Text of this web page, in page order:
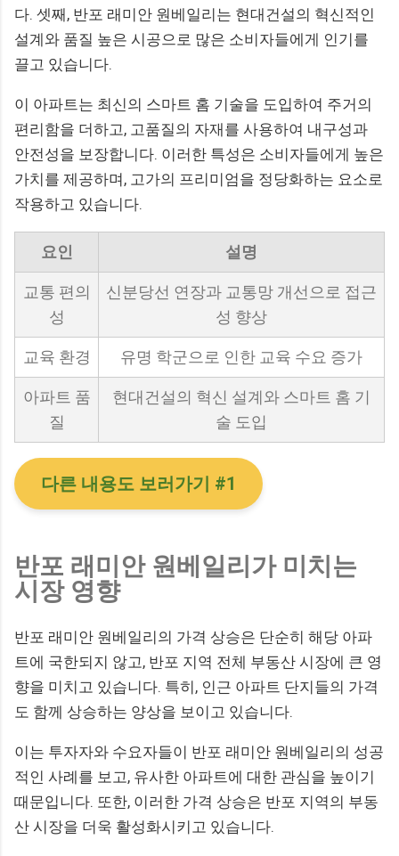
다. 셋째, 반포 래미안 원베일리는 현대건설의 혁신적인
설계와 품질 높은 시공으로 많은 소비자들에게 인기를
끌고 있습니다.
이 아파트는 최신의 스마트 홈 기술을 도입하여 주거의
편리함을 더하고, 고품질의 자재를 사용하여 내구성과
안전성을 보장합니다. 이러한 특성은 소비자들에게 높은
가치를 제공하며, 고가의 프리미엄을 정당화하는 요소로
작용하고 있습니다.
요인 설명
교통 편의
성
신분당선 연장과 교통망 개선으로 접근
성 향상
교육 환경 유명 학군으로 인한 교육 수요 증가
아파트 품
질
현대건설의 혁신 설계와 스마트 홈 기
술 도입
다른 내용도 보러가기 #1
반포 래미안 원베일리가 미치는
시장 영향
반포 래미안 원베일리의 가격 상승은 단순히 해당 아파
트에 국한되지 않고, 반포 지역 전체 부동산 시장에 큰 영
향을 미치고 있습니다. 특히, 인근 아파트 단지들의 가격
도 함께 상승하는 양상을 보이고 있습니다.
이는 투자자와 수요자들이 반포 래미안 원베일리의 성공
적인 사례를 보고, 유사한 아파트에 대한 관심을 높이기
때문입니다. 또한, 이러한 가격 상승은 반포 지역의 부동
산 시장을 더욱 활성화시키고 있습니다.